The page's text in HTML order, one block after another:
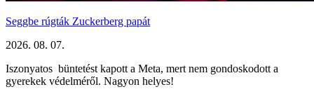
Seggbe rúgták Zuckerberg papát
2026. 08. 07.
Iszonyatos büntetést kapott a Meta, mert nem gondoskodott a
gyerekek védelméről. Nagyon helyes!